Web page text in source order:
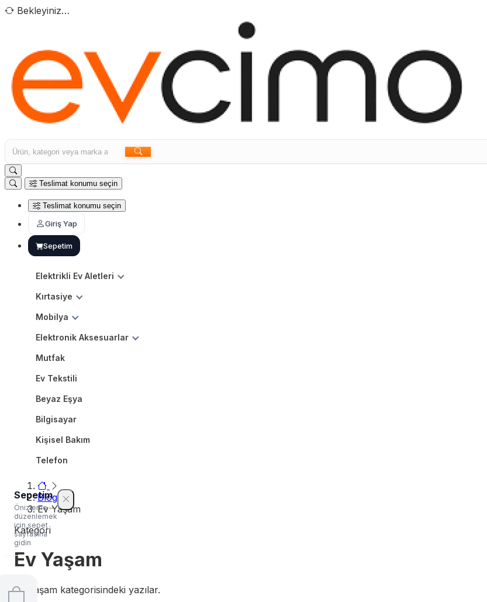
Bekleyiniz…
Teslimat konumu seçin
Teslimat konumu seçin
Giriş Yap
Sepetim
Elektrikli Ev Aletleri
Kırtasiye
Mobilya
Elektronik Aksesuarlar
Mutfak
Ev Tekstili
Beyaz Eşya
Bilgisayar
Kişisel Bakım
Telefon
Sepetim
Önizleme —
düzenlemek
için sepet
sayfasına
gidin
Blog
Ev Yaşam
Kategori
Ev Yaşam
Ev Yaşam kategorisindeki yazılar.